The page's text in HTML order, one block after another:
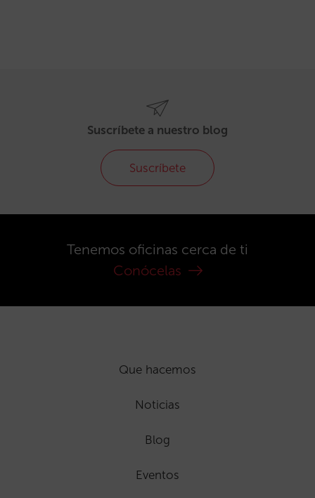
Suscríbete a nuestro blog
Suscríbete
Tenemos oficinas cerca de ti
Conócelas
Que hacemos
Noticias
Blog
Eventos